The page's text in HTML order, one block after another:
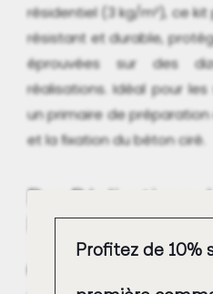
résidentiel (3 kg/m²), ce
résistant et durable,
éprouvées sur des
réalisations. Idéal pour
un primaire de
et la fixation du béton ciré.
Des Réalisations
Professionnelle
Profitez de 10%